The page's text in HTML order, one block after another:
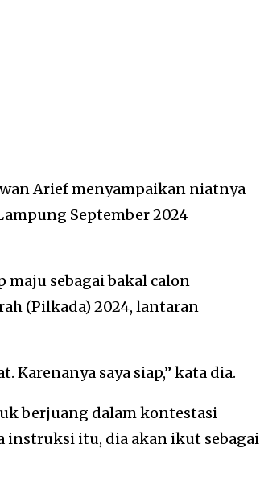
Arief menyampaikan niatnya
September 2024
sebagai bakal calon
(Pilkada) 2024, lantaran
Karenanya saya siap,” kata dia.
berjuang dalam kontestasi
instruksi itu, dia akan ikut sebagai